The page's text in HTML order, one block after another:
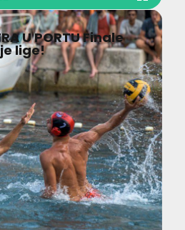
U PORTU Finale
lige!